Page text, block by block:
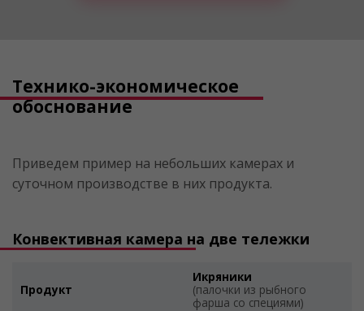
Технико-экономическое
обоснование
Приведем пример на небольших камерах и
суточном производстве в них продукта.
Конвективная камера на две тележки
Продукт
Икряники
(палочки из рыбного
фарша со специями)